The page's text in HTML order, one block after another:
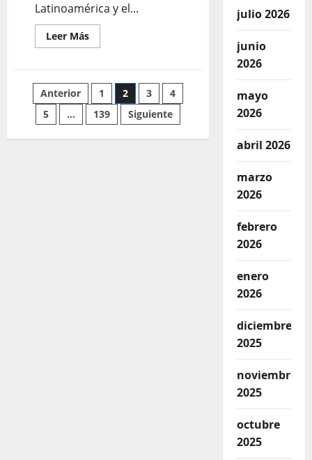
Latinoamérica y el...
Leer Más
Anterior 1 2 3
4
5
… 139 Siguiente
julio 2026
junio
2026
mayo
2026
abril 2026
marzo
2026
febrero
2026
enero
2026
diciembre
2025
noviembre
2025
octubre
2025